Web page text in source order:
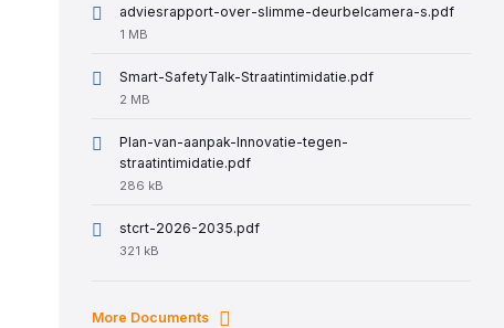
adviesrapport-over-slimme-deurbelcamera-s.pdf
File
1 MB
Smart-SafetyTalk-Straatintimidatie.pdf
File
2 MB
Plan-van-aanpak-Innovatie-tegen-
straatintimidatie.pdf
File
286 kB
stcrt-2026-2035.pdf
File
321 kB
More Documents